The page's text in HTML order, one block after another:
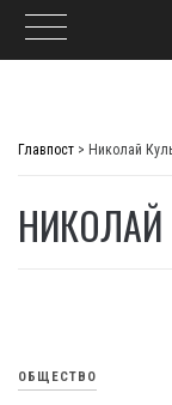
Главпост > Николай
ОБЩЕСТВО